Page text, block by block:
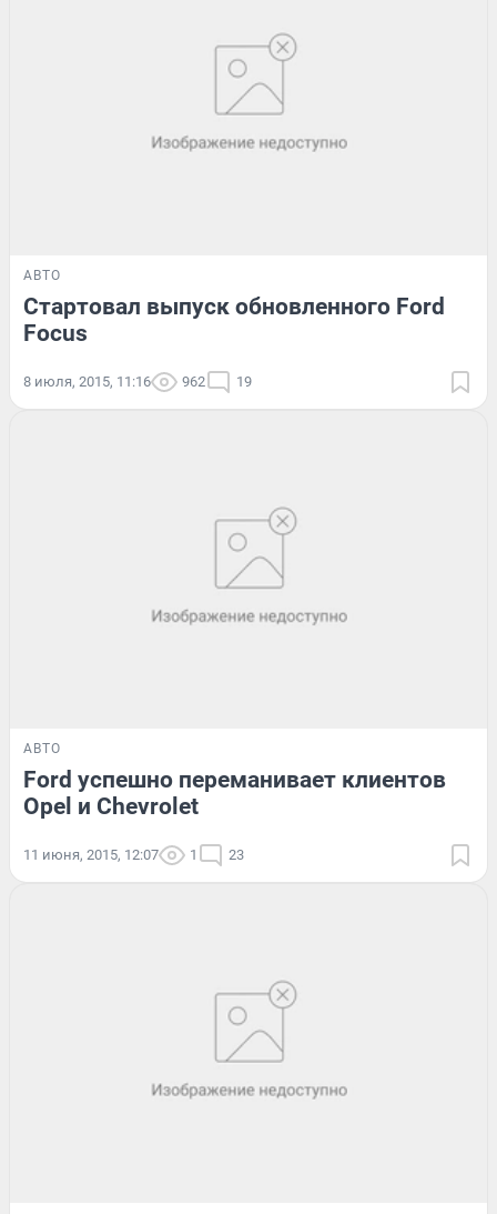
АВТО
Стартовал выпуск обновленного Ford
Focus
8 июля, 2015, 11:16 962 19
АВТО
Ford успешно переманивает клиентов
Opel и Chevrolet
11 июня, 2015, 12:07 1 23